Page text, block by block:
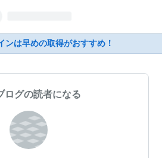
ンは早めの取得がおすすめ！
ログの読者になる